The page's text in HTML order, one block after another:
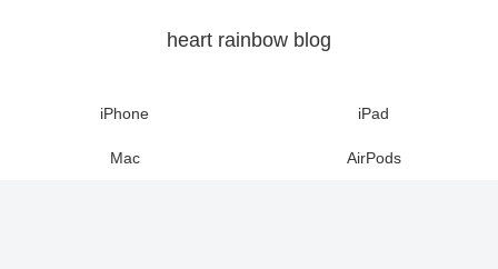
heart rainbow blog
iPhone iPad
Mac AirPods